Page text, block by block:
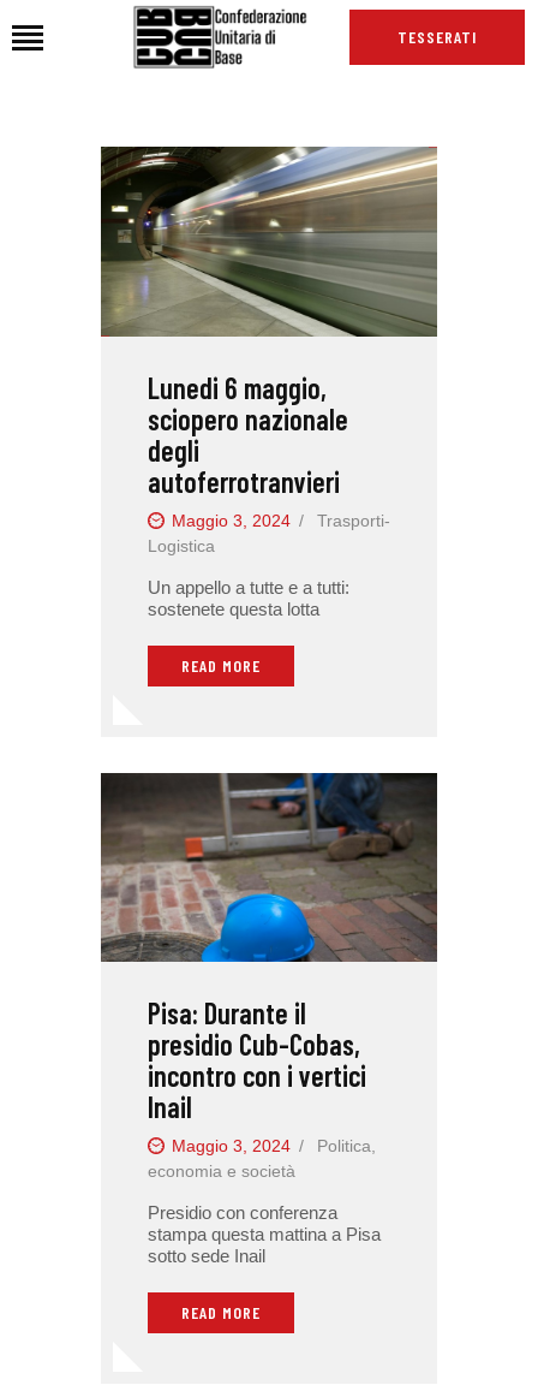
TESSERATI
HOME
CHI SIAMO
SEDI
NEWS
PODCAST CUB
INTERNAZIONALE
RASSEGNA STAMPA
Lunedi 6 maggio,
sciopero nazionale
degli
autoferrotranvieri
Maggio 3, 2024
Trasporti-
Logistica
Un appello a tutte e a tutti:
sostenete questa lotta
READ MORE
Pisa: Durante il
presidio Cub-Cobas,
incontro con i vertici
Inail
Maggio 3, 2024
Politica,
economia e società
Presidio con conferenza
stampa questa mattina a Pisa
sotto sede Inail
READ MORE